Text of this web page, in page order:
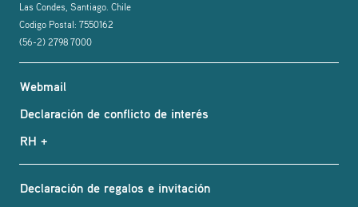
Las Condes, Santiago. Chile
Codigo Postal: 7550162
(56-2) 2798 7000
Webmail
Declaración de conflicto de interés
RH +
Declaración de regalos e invitación